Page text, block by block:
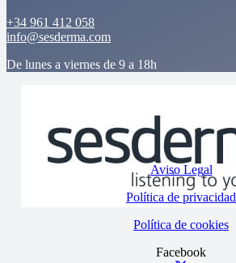
+34 961 412 058
info@sesderma.com
De lunes a viernes de 9 a 18h
Aviso Legal
Política de privacidad
Política de cookies
Facebook